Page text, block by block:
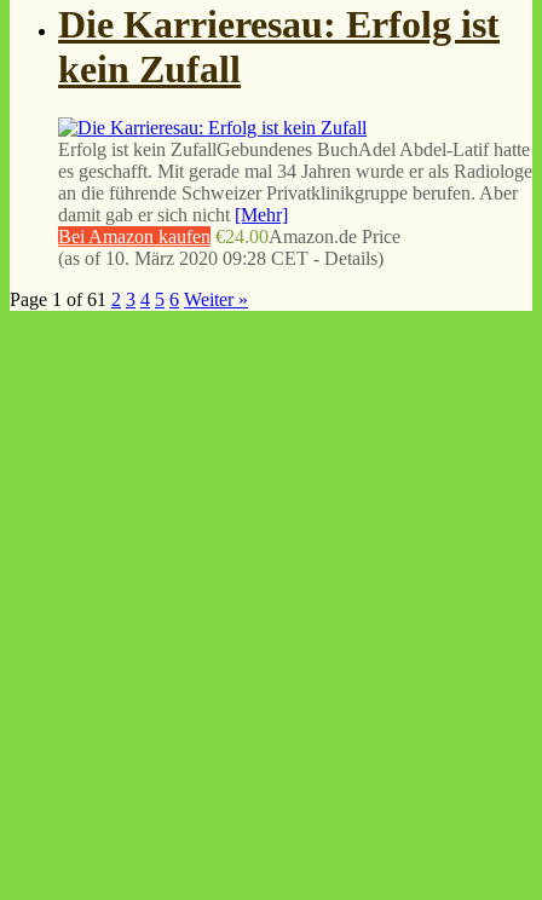
Die Karrieresau: Erfolg ist
kein Zufall
Erfolg ist kein ZufallGebundenes BuchAdel Abdel-Latif hatte
es geschafft. Mit gerade mal 34 Jahren wurde er als Radiologe
an die führende Schweizer Privatklinikgruppe berufen. Aber
damit gab er sich nicht [Mehr]
Bei Amazon kaufen €24.00Amazon.de Price
(as of 10. März 2020 09:28 CET - Details)
Page 1 of 61 2 3 4 5 6 Weiter »